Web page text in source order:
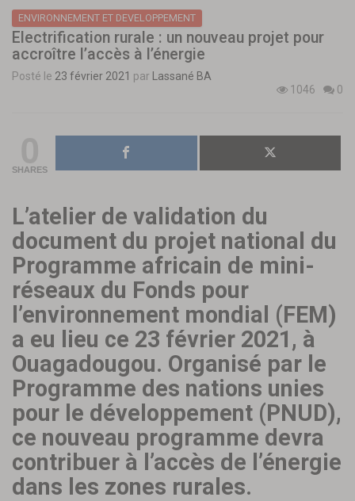
ENVIRONNEMENT ET DEVELOPPEMENT
Electrification rurale : un nouveau projet pour
accroître l’accès à l’énergie
Posté le 23 février 2021 par
Lassané BA
1046
0
SHARES
L’atelier de validation du
document du projet national du
Programme africain de mini-
réseaux du Fonds pour
l’environnement mondial (FEM)
a eu lieu ce 23 février 2021, à
Ouagadougou. Organisé par le
Programme des nations unies
pour le développement (PNUD),
ce nouveau programme devra
contribuer à l’accès de l’énergie
dans les zones rurales.